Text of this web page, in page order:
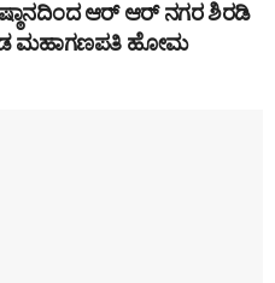
ಆರ್ ಆರ್ ನಗರ ಶಿರಡಿ
ಮಹಾಗಣಪತಿ ಹೋಮ